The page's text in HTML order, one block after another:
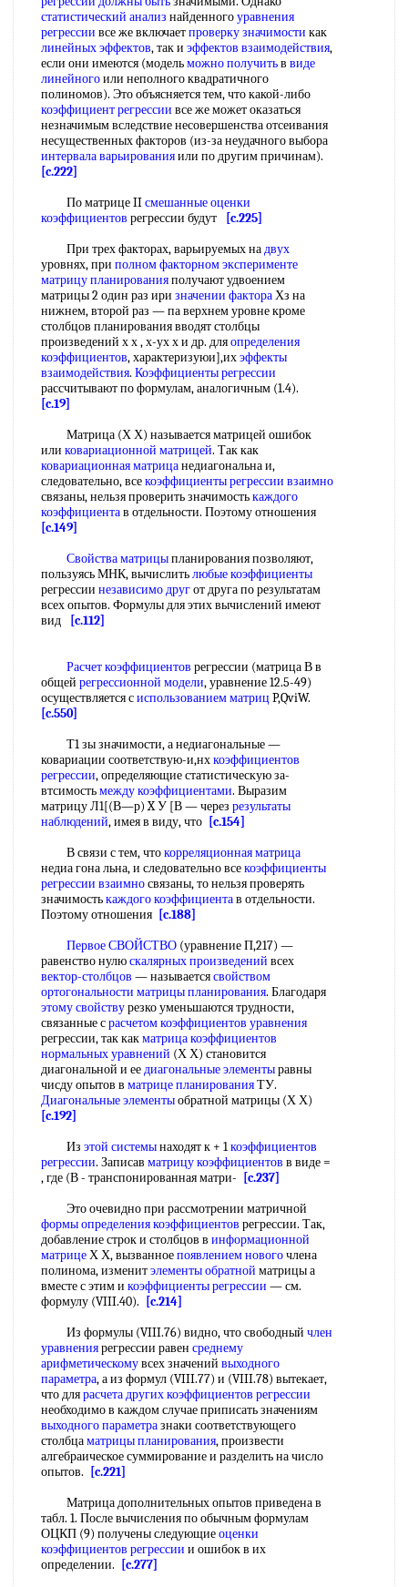
статистический анализ найденногоуравнения
регрессии все же включаетпроверку значимости как
линейных эффектов, так и эффектов взаимодействия,
если они имеются (модельможно получитьв виде
линейногоили неполного квадратичного
полиномов). Это объясняется тем, что какой-либо
коэффициент регрессии все же может оказаться
незначимым вследствие несовершенства отсеивания
несущественных факторов (из-за неудачного выбора
интервала варьированияили по другим причинам).
[c.222]
По матрице IIсмешанные оценки
коэффициентов регрессии будут
[c.225]
При трех факторах, варьируемых надвух
уровнях, при полном факторном эксперименте
матрицу планированияполучают удвоением
матрицы 2 один раз ири значении фактораХз на
нижнем, второй раз — па верхнем уровне кроме
столбцов планирования вводят столбцы
произведений х х , х-ух х и др. дляопределения
коэффициентов, характеризуюи],ихэффекты
взаимодействия. Коэффициенты регрессии
рассчитывают по формулам, аналогичным (1.4).
[c.19]
Матрица (Х Х) называется матрицей ошибок
или ковариационной матрицей. Так как
ковариационная матрицанедиагональна и,
следовательно, всекоэффициенты регрессии взаимно
связаны, нельзя проверить значимостькаждого
коэффициентав отдельности. Поэтому отношения
[c.149]
Свойства матрицыпланирования позволяют,
пользуясь МНК, вычислитьлюбые коэффициенты
регрессии независимо другот друга по результатам
всех опытов. Формулы для этих вычислений имеют
вид
[c.112]
Расчет коэффициентов регрессии (матрица В в
общей регрессионной модели, уравнение 12.5-49)
осуществляется сиспользованием матриц P,QviW.
[c.550]
Т1 зы значимости, а недиагональные —
ковариации соответствую-и,нхкоэффициентов
регрессии, определяющие статистическую за-
втсимостьмежду коэффициентами. Выразим
матрицу Л1[(В—р) X У [В — через результаты
наблюдений, имея в виду, что [c.154]
В связи с тем, чтокорреляционная матрица
недиа гона льна, и следовательно всекоэффициенты
регрессии взаимносвязаны, то нельзя проверять
значимостькаждого коэффициентав отдельности.
Поэтому отношения [c.188]
Первое СВОЙСТВО (уравнение П,217) —
равенство нулюскалярных произведений всех
вектор-столбцов — называетсясвойством
ортогональности матрицы планирования. Благодаря
этому свойствурезко уменьшаются трудности,
связанные срасчетом коэффициентов уравнения
регрессии, так какматрица коэффициентов
нормальных уравнений (Х Х) становится
диагональной и еедиагональные элементыравны
чисду опытов в матрице планированияТУ.
Диагональные элементыобратной матрицы (Х Х)
[c.192]
Из этой системынаходят к + 1коэффициентов
регрессии. Записав матрицу коэффициентов в виде =
, где (В - транспонированная матри-
[c.237]
Это очевидно при рассмотрении матричной
формы определения коэффициентов регрессии. Так,
добавление строк и столбцов в информационной
матрицеХ Х, вызванноепоявлением новогочлена
полинома, изменитэлементы обратной матрицы а
вместе с этим и коэффициенты регрессии — см.
формулу (VIII.40).
[c.214]
Из формулы (VIII.76) видно, что свободный член
уравнениярегрессии равен среднему
арифметическомувсех значений выходного
параметра, а из формул (VIII.77) и (VIII.78) вытекает,
что длярасчета другихкоэффициентов регрессии
необходимо в каждом случае приписать значениям
выходного параметразнаки соответствующего
столбцаматрицы планирования, произвести
алгебраическое суммирование и разделить на число
опытов.
[c.221]
Матрица дополнительных опытов приведена в
табл. 1. После вычисления по обычным формулам
ОЦКП (9) получены следующиеоценки
коэффициентов регрессии и ошибок в их
определении.
[c.277]